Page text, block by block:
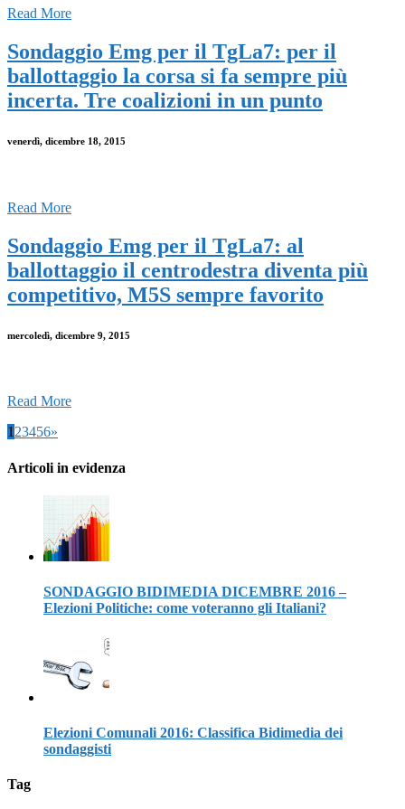
Read More
Sondaggio Emg per il TgLa7: per il
ballottaggio la corsa si fa sempre più
incerta. Tre coalizioni in un punto
venerdì, dicembre 18, 2015
Read More
Sondaggio Emg per il TgLa7: al
ballottaggio il centrodestra diventa più
competitivo, M5S sempre favorito
mercoledì, dicembre 9, 2015
Read More
123456»
Articoli in evidenza
SONDAGGIO BIDIMEDIA DICEMBRE 2016 –
Elezioni Politiche: come voteranno gli Italiani?
Elezioni Comunali 2016: Classifica Bidimedia dei
sondaggisti
Tag